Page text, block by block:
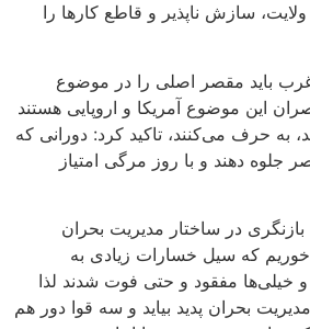
ناپذیر و قاطع کارها را
مقصر اصلی را در موضوع
آمریکا و اروپایی هستند
تاکید کرد: دورانی که
و با روز مرگی امتیاز
ساختار مدیریت بحران
خسارات زیادی به
و حتی فوت شدند لذا
پدید بیاید و سه قوا دور هم